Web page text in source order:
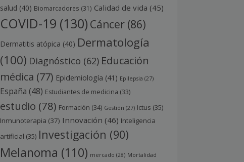
salud (40) Biomarcadores (31) Calidad de vida (45)
COVID-19 (130) Cáncer(86)
Dermatitis atópica (40) Dermatología
(100) Diagnóstico (62) Educación
médica (77) Epidemiología (41) Epilepsia (27)
España (48) Estudiantes de medicina (33)
estudio (78) Formación (34) Gestión (27) Ictus (35)
Inmunoterapia (37) Innovación (46) Inteligencia
artificial (35) Investigación (90)
Melanoma (110) mercado (28) Mortalidad